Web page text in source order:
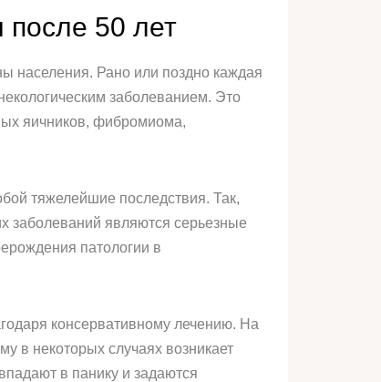
50 лет
населения. Рано или поздно каждая
заболеванием. Это
яичников, фибромиома,
тяжелейшие последствия. Так,
заболеваний являются серьезные
патологии в
консервативному лечению. На
в некоторых случаях возникает
в панику и задаются